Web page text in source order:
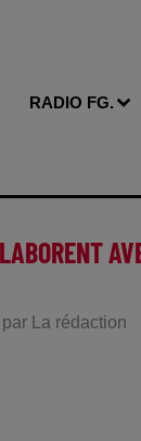
RADIO FG.
La rédaction